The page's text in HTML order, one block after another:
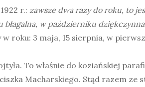
r.: zawsze dwa razy do roku, to
w październiku
roku: 3 maja, 15 sierpnia, w
To właśnie do koziańskiej
Macharskiego. Stąd razem ze